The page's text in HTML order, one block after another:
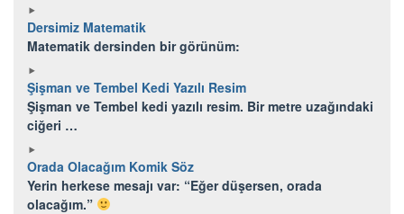
Dersimiz Matematik
Matematik dersinden bir görünüm:
Şişman ve Tembel Kedi Yazılı Resim
Şişman ve Tembel kedi yazılı resim. Bir metre uzağındaki
ciğeri …
Orada Olacağım Komik Söz
Yerin herkese mesajı var: “Eğer düşersen, orada
olacağım.”